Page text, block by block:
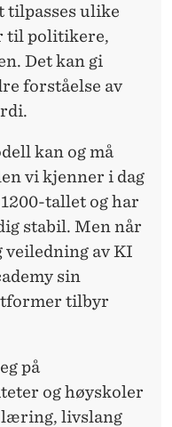
ulike
til politikere,
Det kan gi
forståelse av
kan og må
vi kjenner i dag
tallet og har
stabil. Men når
veiledning av KI
sin
tilbyr
på
og høyskoler
livslang